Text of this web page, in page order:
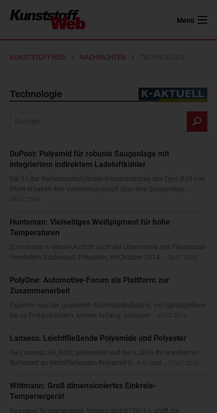
Menü
KUNSTSTOFFWEB NACHRICHTEN
Technologie
DuPont: Polyamid für robuste Sauganlage mit
integriertem indirektem Ladeluftkühler
Die 3-Liter-Reihensechszylinder-Benzinmotoren des Typs B58 von
BMW erhalten ihre Verbrennungsluft über eine Sauganlage...
Huntsman: Vielseitiges Weißpigment für hohe
Temperaturen
Zum ersten K-Messe-Auftritt nach der Übernahme des Titandioxid-
Herstellers Rockwood, Princeton, im Oktober 2014...
PolyOne: Automotive-Forum als Plattform zur
Zusammenarbeit
Experten aus der gesamten Automobilindustrie, von Spritzgießern
bis zu Erstausrüstern, kamen Anfang Juni zum...
Lanxess: Leichtfließende Polyamide und Polyester
Die Lanxess AG, Köln, präsentiert auf der K 2016 ihr erweitertes
Sortiment an leichtfließenden Polyamid 6-, 6.6- und...
Wittmann: Groß dimensioniertes Einkreis-
Temperiergerät
Das neue Temperiergerät Tempro plus D120/1-L stellt die